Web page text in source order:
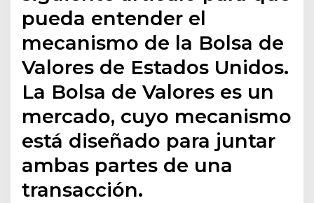
pueda entender el
mecanismo de la Bolsa de
Valores de Estados Unidos.
La Bolsa de Valores es un
mercado, cuyo mecanismo
está diseñado para juntar
ambas partes de una
transacción.